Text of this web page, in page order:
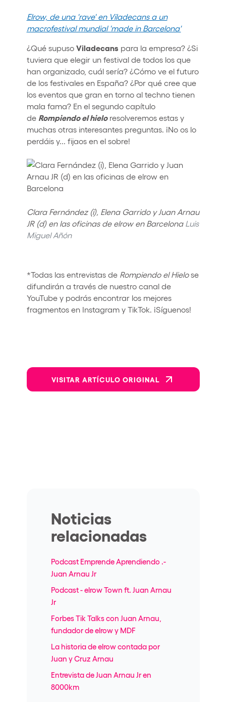
Elrow, de una 'rave' en Viladecans a un
macrofestival mundial 'made in Barcelona'
¿Qué supuso Viladecans para la empresa? ¿Si
tuviera que elegir un festival de todos los que
han organizado, cuál sería? ¿Cómo ve el futuro
de los festivales en España? ¿Por qué cree que
los eventos que gran en torno al techno tienen
mala fama? En el segundo capítulo
de Rompiendo el hieloresolveremos estas y
muchas otras interesantes preguntas. ¡No os lo
perdáis y... fijaos en el sobre!
Clara Fernández (i), Elena Garrido y Juan Arnau
JR (d) en las oficinas de elrow en Barcelona Luis
Miguel Añón
*Todas las entrevistas deRompiendo el Hielose
difundirán a través de nuestro canal de
YouTube y podrás encontrar los mejores
fragmentos en Instagram y TikTok. ¡Síguenos!
VISITAR ARTÍCULO ORIGINAL
Noticias
relacionadas
Podcast Emprende Aprendiendo .-
Juan Arnau Jr
Podcast - elrow Town ft. Juan Arnau
Jr
Forbes Tik Talks con Juan Arnau,
fundador de elrow y MDF
La historia de elrow contada por
Juan y Cruz Arnau
Entrevista de Juan Arnau Jr en
8000km